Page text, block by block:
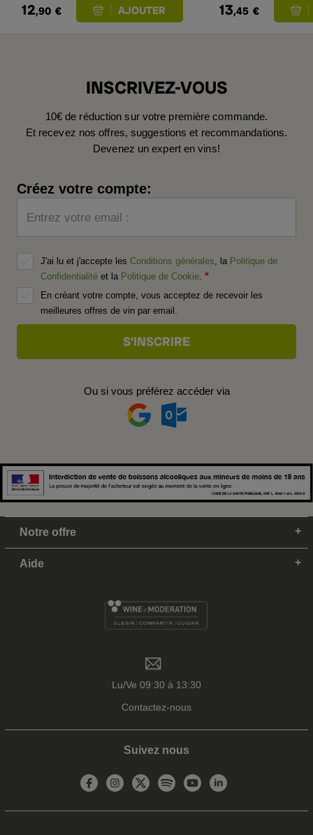
12,90 € 13,45 €
INSCRIVEZ-VOUS
10€ de réduction sur votre première commande.
Et recevez nos offres, suggestions et recommandations.
Devenez un expert en vins!
Créez votre compte:
Entrez votre email :
J'ai lu et j'accepte les Conditions générales , la Politique de
Confidentialité et la Politique de Cookie
En créant votre compte, vous acceptez de recevoir les
meilleures offres de vin par email.
Ou si vous préférez accéder via
Notre offre
Aide
Lu/Ve 09:30 à 13:30
Contactez-nous
Suivez nous